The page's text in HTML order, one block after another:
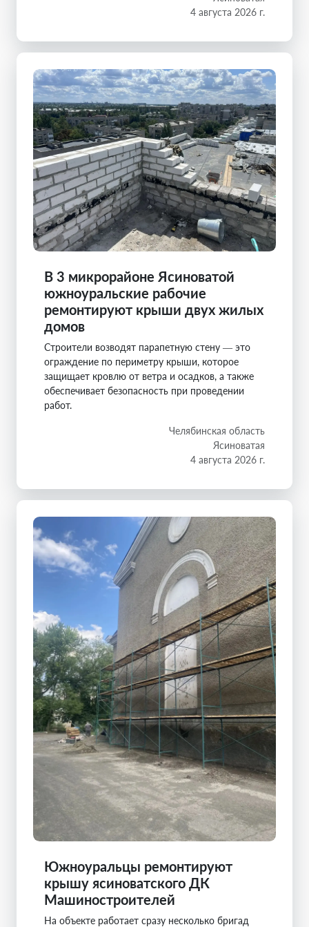
4 августа 2026 г.
В 3 микрорайоне Ясиноватой
южноуральские рабочие
ремонтируют крыши двух жилых
домов
Строители возводят парапетную стену — это
ограждение по периметру крыши, которое
защищает кровлю от ветра и осадков, а также
обеспечивает безопасность при проведении
работ.
Челябинская область
Ясиноватая
4 августа 2026 г.
Южноуральцы ремонтируют
крышу ясиноватского ДК
Машиностроителей
На объекте работает сразу несколько бригад